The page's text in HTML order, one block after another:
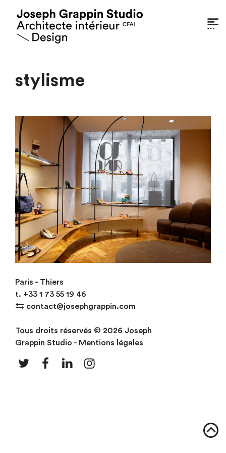
stylisme
Boutique Karine Arabian
Paris - Thiers
t. +33 1 73 55 19 46
⇆ contact@josephgrappin.com
Tous droits réservés © 2026 Joseph
Grappin Studio - Mentions légales